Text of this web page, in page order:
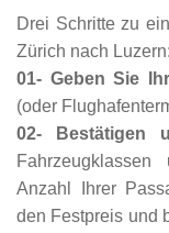
Drei Schritte zu
Zürich nach Luzern:
01- Geben Sie
(oder
02- Bestätigen
Anzahl Ihrer
den Festpreis und